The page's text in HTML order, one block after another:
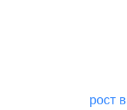
рост